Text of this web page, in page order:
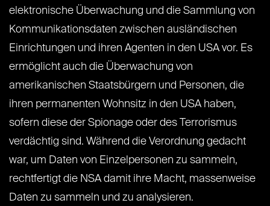
elektronische Überwachung und die Sammlung von
Kommunikationsdaten zwischen ausländischen
Einrichtungen und ihren Agenten in den USA vor. Es
ermöglicht auch die Überwachung von
amerikanischen Staatsbürgern und Personen, die
ihren permanenten Wohnsitz in den USA haben,
sofern diese der Spionage oder des Terrorismus
verdächtig sind. Während die Verordnung gedacht
war, um Daten von Einzelpersonen zu sammeln,
rechtfertigt die NSA damit ihre Macht, massenweise
Daten zu sammeln und zu analysieren.